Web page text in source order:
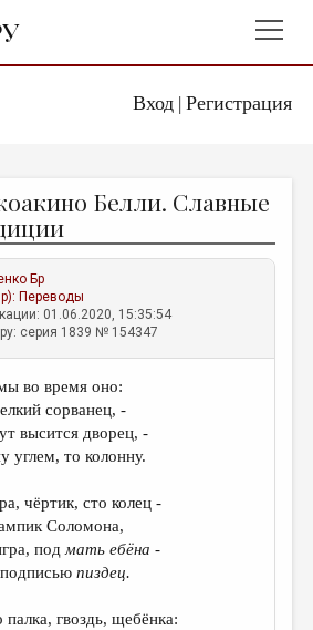
Вход| Регистрация
Белли. Славные
Бр
Переводы
01.06.2020, 15:35:54
серия 1839 № 154347
во время оно:
сорванец, -
высится дворец, -
углем, то колонну.
чёртик, сто колец -
Соломона,
под мать ебёна -
подписьюпиздец.
гвоздь, щебёнка: